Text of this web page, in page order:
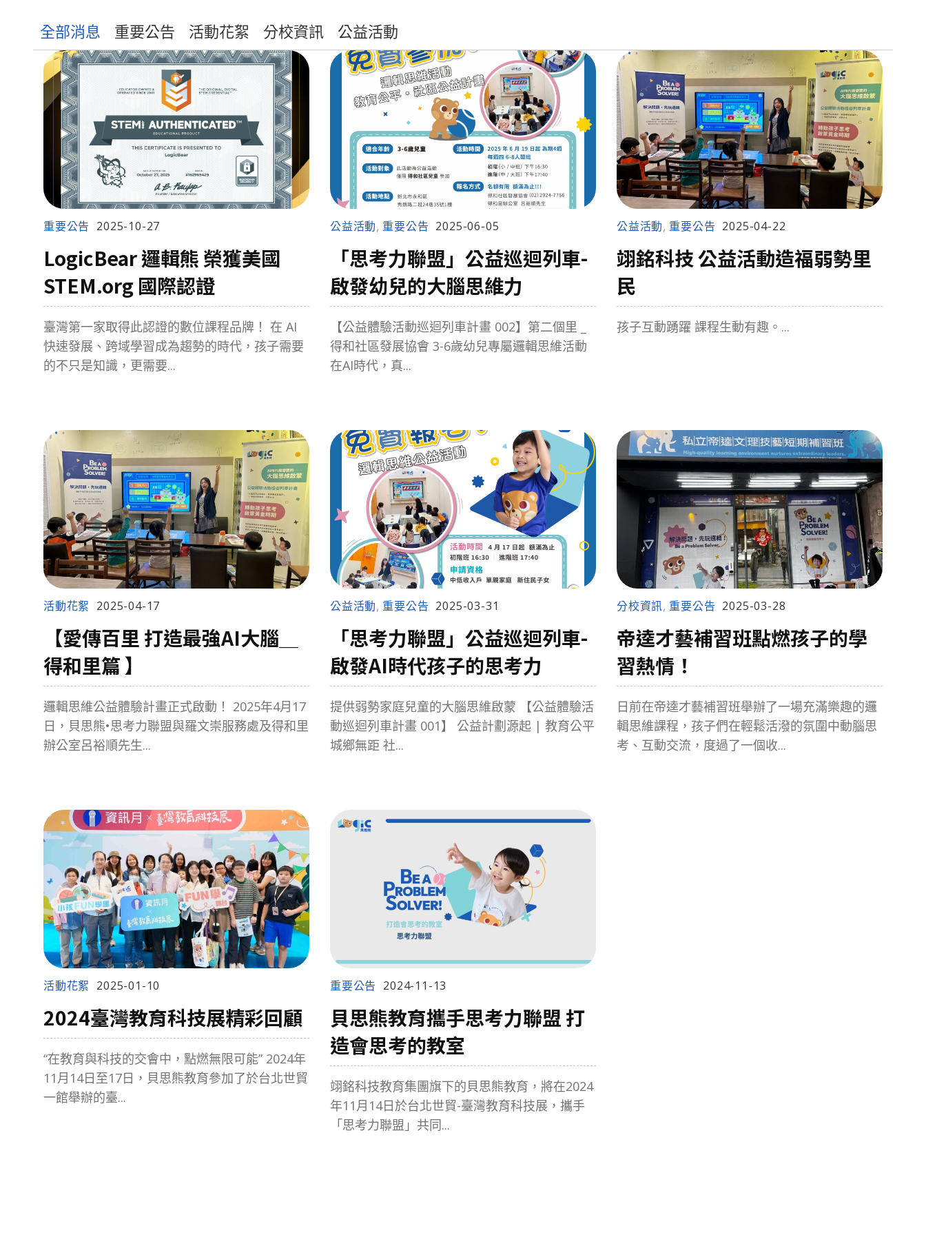
全部消息 重要公告 活動花絮 分校資訊 公益活動
LogicBear 邏輯熊 榮獲美國
STEM.org 國際認證
2025-10-27
重要公告
臺灣第一家取得此認證的數位課程品牌！ 在 AI
快速發展、跨域學習成為趨勢的時代，孩子需要
的不只是知識，更需要...
「思考力聯盟」公益巡迴列車-
啟發幼兒的大腦思維力
2025-06-05
公益活動 , 重要公告
【公益體驗活動巡迴列車計畫 002】第二個里 _
得和社區發展協會 3-6歲幼兒專屬邏輯思維活動
在AI時代，真...
翊銘科技 公益活動造福弱勢里
民
2025-04-22
公益活動 , 重要公告
孩子互動踴躍 課程生動有趣。...
【愛傳百里 打造最強AI大腦＿
得和里篇 】
2025-04-17
活動花絮
邏輯思維公益體驗計畫正式啟動！ 2025年4月17
日，貝思熊•思考力聯盟與羅文崇服務處及得和里
辦公室呂裕順先生...
「思考力聯盟」公益巡迴列車-
啟發AI時代孩子的思考力
2025-03-31
公益活動 , 重要公告
提供弱勢家庭兒童的大腦思維啟蒙 【公益體驗活
動巡迴列車計畫 001】 公益計劃源起 | 教育公平
城鄉無距 社...
帝逵才藝補習班點燃孩子的學
習熱情！
2025-03-28
分校資訊, 重要公告
日前在帝逵才藝補習班舉辦了一場充滿樂趣的邏
輯思維課程，孩子們在輕鬆活潑的氛圍中動腦思
考、互動交流，度過了一個收...
2024臺灣教育科技展精彩回顧
2025-01-10
活動花絮
“在教育與科技的交會中，點燃無限可能” 2024年
11月14日至17日，貝思熊教育參加了於台北世貿
一館舉辦的臺...
貝思熊教育攜手思考力聯盟 打
造會思考的教室
2024-11-13
重要公告
翊銘科技教育集團旗下的貝思熊教育，將在2024
年11月14日於台北世貿-臺灣教育科技展，攜手
「思考力聯盟」共同...